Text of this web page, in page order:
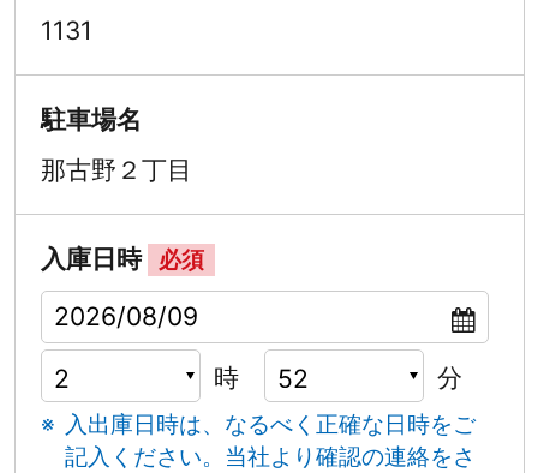
1131
駐車場名
那古野２丁目
入庫日時 必須
時 分
入出庫日時は、なるべく正確な日時をご
記入ください。 当社より確認の連絡をさ